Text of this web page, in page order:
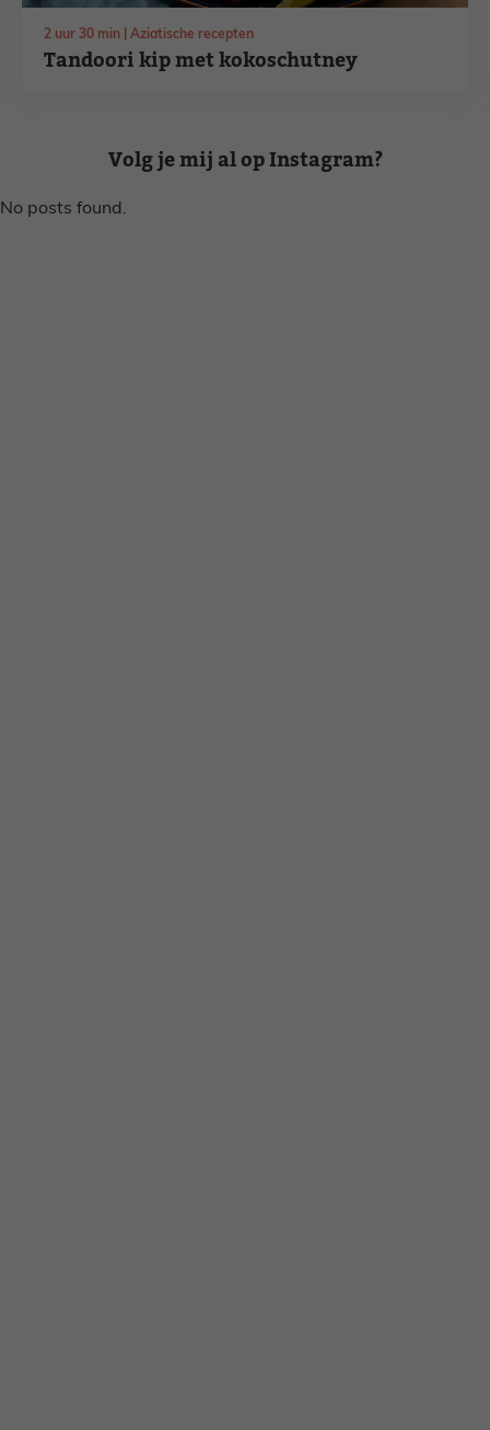
2uur
uur 30minuten
min Aziatische recepten
Tandoori kip met kokoschutney
Volg je mij al op Instagram?
No posts found.